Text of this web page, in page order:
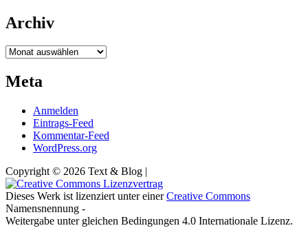
Archiv
Archiv
Meta
Anmelden
Eintrags-Feed
Kommentar-Feed
WordPress.org
Copyright © 2026 Text & Blog |
Dieses Werk ist lizenziert unter einerCreative Commons
Namensnennung -
Weitergabe unter gleichen Bedingungen 4.0 Internationale Lizenz.